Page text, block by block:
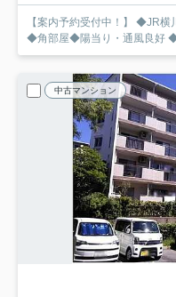
【案内予約受付中！】 ◆JR
◆角部屋◆陽当り・通風良好
中古マンション